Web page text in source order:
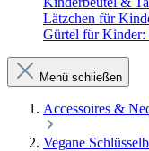
Lätzchen für
Gürtel für
Menü schließen
Accessoires &
Vegane